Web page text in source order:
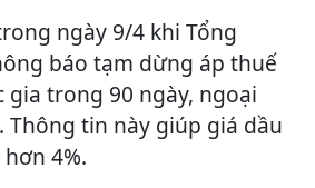
ngày 9/4 khi Tổng
báo tạm dừng áp thuế
gia trong 90 ngày, ngoại
Thông tin này giúp giá dầu
4%.